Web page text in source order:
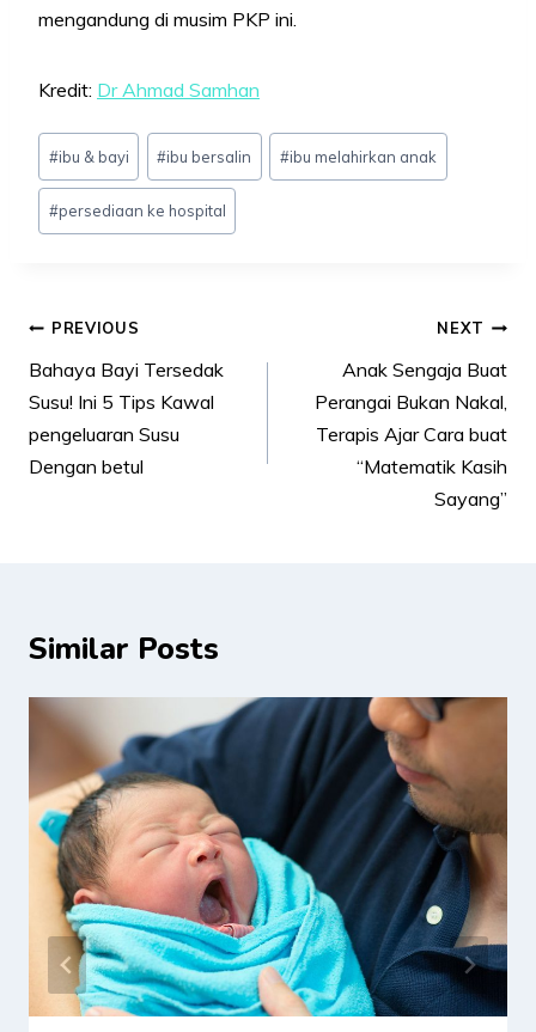
mengandung di musim PKP ini.
Kredit: Dr Ahmad Samhan
Post
Tags:
#ibu & bayi #ibu bersalin #ibu melahirkan anak
#persediaan ke hospital
Post
navigation
PREVIOUS
Bahaya Bayi Tersedak
Susu! Ini 5 Tips Kawal
pengeluaran Susu
Dengan betul
NEXT
Anak Sengaja Buat
Perangai Bukan Nakal,
Terapis Ajar Cara buat
“Matematik Kasih
Sayang”
Similar Posts